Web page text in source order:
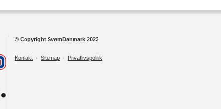
© Copyright SvømDanmark 2023
Kontakt · Sitemap · Privatlivspolitik